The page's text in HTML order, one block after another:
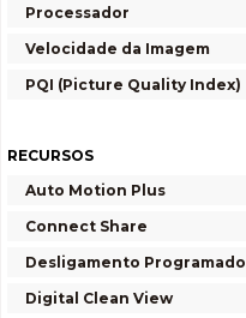
Processador
Velocidade da Imagem
PQI (Picture Quality Index)
RECURSOS
Auto Motion Plus
Connect Share
Desligamento Programado
Digital Clean View